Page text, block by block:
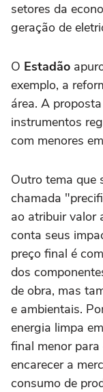
setores da
geração de
O Estadão
exemplo, a
área. A
instrumentos
com menores
Outro tema que
chamada
ao atribuir valor
conta seus
preço final é
dos
de obra, mas
e ambientais.
energia limpa
final menor
encarecer a
consumo de